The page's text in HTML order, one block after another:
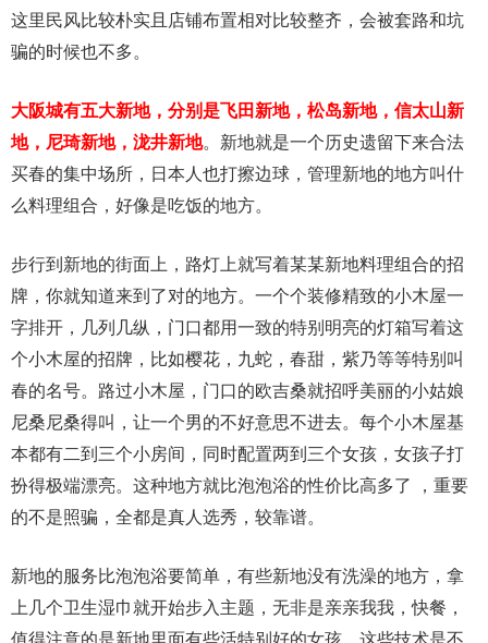
这里民风比较朴实且店铺布置相对比较整齐，会被套路和坑
骗的时候也不多。
大阪城有五大新地，分别是飞田新地，松岛新地，信太山新
地，尼琦新地，泷井新地。新地就是一个历史遗留下来合法
买春的集中场所，日本人也打擦边球，管理新地的地方叫什
么料理组合，好像是吃饭的地方。
步行到新地的街面上，路灯上就写着某某新地料理组合的招
牌，你就知道来到了对的地方。一个个装修精致的小木屋一
字排开，几列几纵，门口都用一致的特别明亮的灯箱写着这
个小木屋的招牌，比如樱花，九蛇，春甜，紫乃等等特别叫
春的名号。路过小木屋，门口的欧吉桑就招呼美丽的小姑娘
尼桑尼桑得叫，让一个男的不好意思不进去。每个小木屋基
本都有二到三个小房间，同时配置两到三个女孩，女孩子打
扮得极端漂亮。这种地方就比泡泡浴的性价比高多了 ，重要
的不是照骗，全都是真人选秀，较靠谱。
新地的服务比泡泡浴要简单，有些新地没有洗澡的地方，拿
上几个卫生湿巾就开始步入主题，无非是亲亲我我，快餐，
值得注意的是新地里面有些活特别好的女孩，这些技术是不